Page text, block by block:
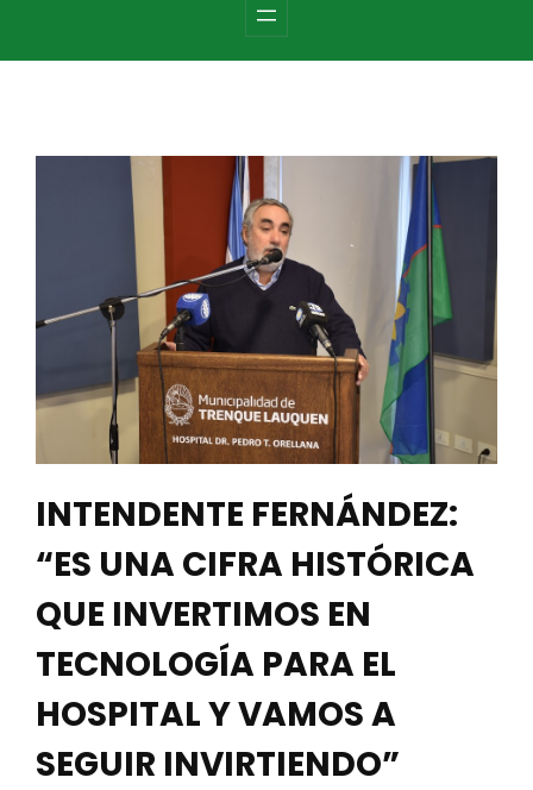
INTENDENTE FERNÁNDEZ:
“ES UNA CIFRA HISTÓRICA
QUE INVERTIMOS EN
TECNOLOGÍA PARA EL
HOSPITAL Y VAMOS A
SEGUIR INVIRTIENDO”